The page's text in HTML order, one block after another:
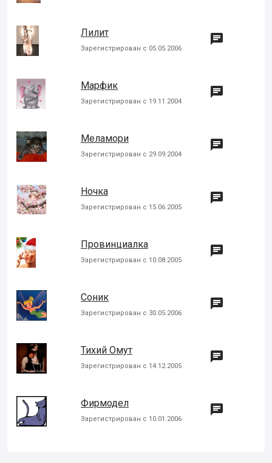
Лилит
Зарегистрирован с 05.05.2006

Марфик
Зарегистрирован с 19.11.2004

Меламори
Зарегистрирован с 29.09.2004

Ночка
Зарегистрирован с 15.06.2005

Провинциалка
Зарегистрирован с 10.08.2005

Соник
Зарегистрирован с 30.05.2006

Тихий Омут
Зарегистрирован с 14.12.2005

Фирмодел
Зарегистрирован с 10.01.2006
